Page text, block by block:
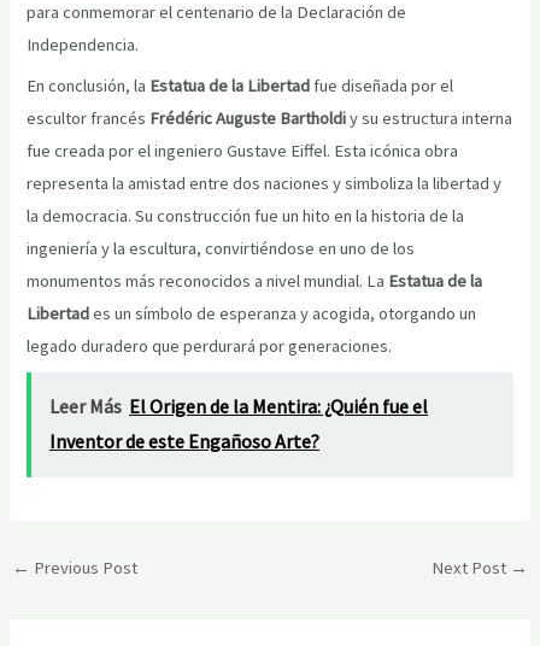
para conmemorar el centenario de la Declaración de
Independencia.
En conclusión, la Estatua de la Libertadfue diseñada por el
escultor francés Frédéric Auguste Bartholdiy su estructura interna
fue creada por el ingeniero Gustave Eiffel. Esta icónica obra
representa la amistad entre dos naciones y simboliza la libertad y
la democracia. Su construcción fue un hito en la historia de la
ingeniería y la escultura, convirtiéndose en uno de los
monumentos más reconocidos a nivel mundial. La Estatua de la
Libertades un símbolo de esperanza y acogida, otorgando un
legado duradero que perdurará por generaciones.
Leer Más El Origen de la Mentira: ¿Quién fue el
Inventor de este Engañoso Arte?
Post
← Previous Post Next Post →